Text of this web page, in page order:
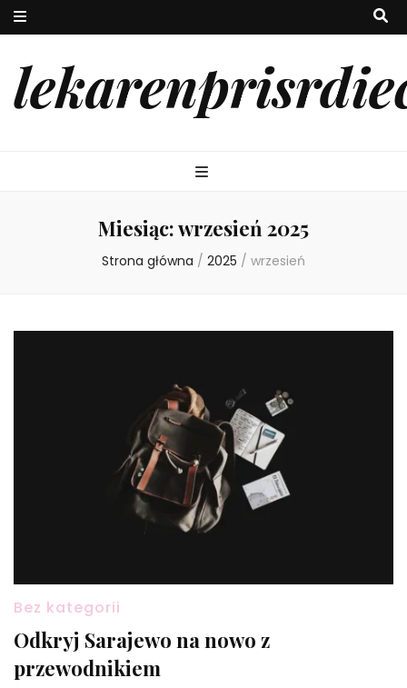
Miesiąc:wrzesień 2025
Strona główna / 2025 / wrzesień
Bez kategorii
Odkryj Sarajewo na nowo z
przewodnikiem